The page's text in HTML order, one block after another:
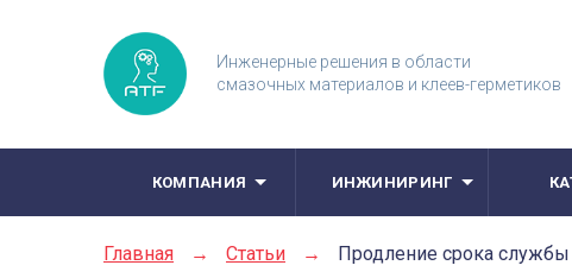
Инженерные решения в области
смазочных материалов и клеев-герметиков
КОМПАНИЯ ИНЖИНИРИНГ
Главная → Статьи → Продление срока службы